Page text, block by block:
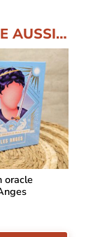
AUSSI…
oracle